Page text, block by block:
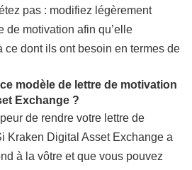
pas : modifiez légèrement
de motivation afin qu’elle
ce dont ils ont besoin en termes de
modèle de lettre de motivation
Exchange ?
de rendre votre lettre de
Kraken Digital Asset Exchange a
à la vôtre et que vous pouvez